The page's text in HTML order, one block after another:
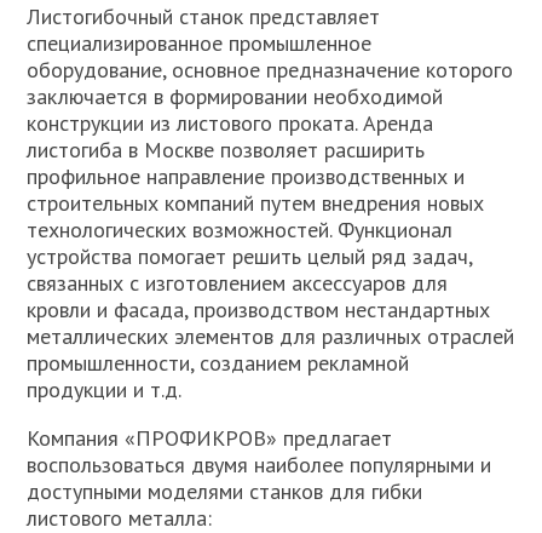
Листогибочный станок представляет
специализированное промышленное
оборудование, основное предназначение которого
заключается в формировании необходимой
конструкции из листового проката. Аренда
листогиба в Москве позволяет расширить
профильное направление производственных и
строительных компаний путем внедрения новых
технологических возможностей. Функционал
устройства помогает решить целый ряд задач,
связанных с изготовлением аксессуаров для
кровли и фасада, производством нестандартных
металлических элементов для различных отраслей
промышленности, созданием рекламной
продукции и т.д.
Компания «ПРОФИКРОВ» предлагает
воспользоваться двумя наиболее популярными и
доступными моделями станков для гибки
листового металла: